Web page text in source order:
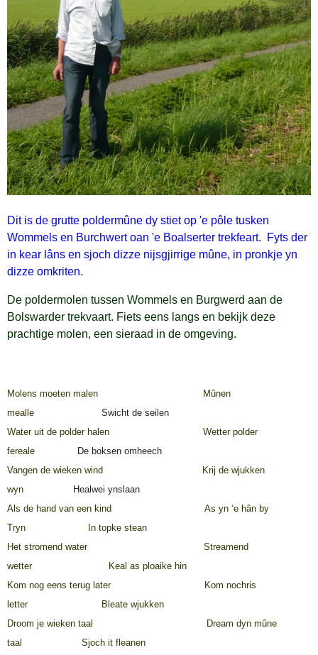
Dit is de grutte poldermûne dy stiet op 'e pôle tusken
Wommels en Burchwert oan 'e Boalserter trekfeart.
Fyts der
in kear lâns en sjoch dizze nijsgjirrige mûne, in pronkje yn
dizze omkriten.
De poldermolen tussen Wommels en Burgwerd aan de
Bolswarder trekvaart. Fiets eens langs en bekijk deze
prachtige molen, een sieraad in de omgeving.
Molens moeten malen
Mûnen
mealle
Swicht de seilen
Water uit de polder halen Wetter polder
fereale
De boksen omheech
Vangen de wieken wind
Krij de wjukken
wyn
Healwei ynslaan
Als de hand van een kind As yn ‘e hân by
Tryn In topke stean
Het stromend water Streamend
wetter Keal as ploaike hin
Kom nog eens terug later
Kom nochris
letter Bleate wjukken
Droom je wieken taal
Dream dyn mûne
taal Sjoch it fleanen